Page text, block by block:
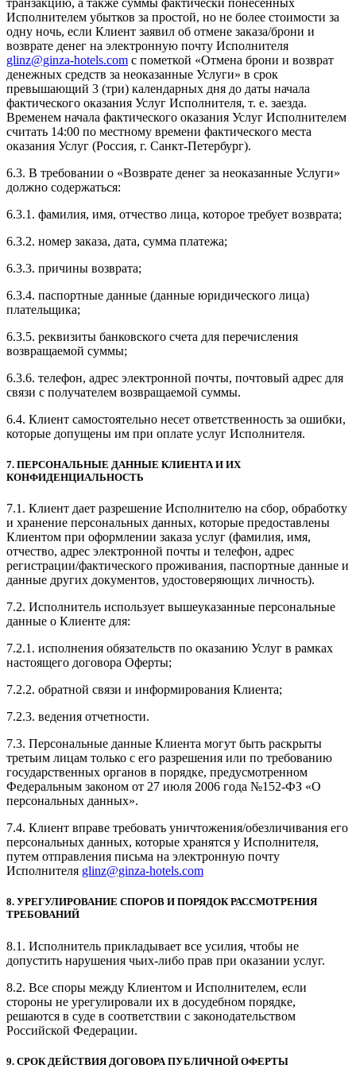
транзакцию, а также суммы фактически понесенных
Исполнителем убытков за простой, но не более стоимости за
одну ночь, если Клиент заявил об отмене заказа/брони и
возврате денег на электронную почту Исполнителя
glinz@ginza-hotels.com с пометкой «Отмена брони и возврат
денежных средств за неоказанные Услуги» в срок
превышающий 3 (три) календарных дня до даты начала
фактического оказания Услуг Исполнителя, т. е. заезда.
Временем начала фактического оказания Услуг Исполнителем
считать 14:00 по местному времени фактического места
оказания Услуг (Россия, г. Санкт-Петербург).
6.3. В требовании о «Возврате денег за неоказанные Услуги»
должно содержаться:
6.3.1. фамилия, имя, отчество лица, которое требует возврата;
6.3.2. номер заказа, дата, сумма платежа;
6.3.3. причины возврата;
6.3.4. паспортные данные (данные юридического лица)
плательщика;
6.3.5. реквизиты банковского счета для перечисления
возвращаемой суммы;
6.3.6. телефон, адрес электронной почты, почтовый адрес для
связи с получателем возвращаемой суммы.
6.4. Клиент самостоятельно несет ответственность за ошибки,
которые допущены им при оплате услуг Исполнителя.
7. ПЕРСОНАЛЬНЫЕ ДАННЫЕ КЛИЕНТА И ИХ
КОНФИДЕНЦИАЛЬНОСТЬ
7.1. Клиент дает разрешение Исполнителю на сбор, обработку
и хранение персональных данных, которые предоставлены
Клиентом при оформлении заказа услуг (фамилия, имя,
отчество, адрес электронной почты и телефон, адрес
регистрации/фактического проживания, паспортные данные и
данные других документов, удостоверяющих личность).
7.2. Исполнитель использует вышеуказанные персональные
данные о Клиенте для:
7.2.1. исполнения обязательств по оказанию Услуг в рамках
настоящего договора Оферты;
7.2.2. обратной связи и информирования Клиента;
7.2.3. ведения отчетности.
7.3. Персональные данные Клиента могут быть раскрыты
третьим лицам только с его разрешения или по требованию
государственных органов в порядке, предусмотренном
Федеральным законом от 27 июля 2006 года №152-ФЗ «О
персональных данных».
7.4. Клиент вправе требовать уничтожения/обезличивания его
персональных данных, которые хранятся у Исполнителя,
путем отправления письма на электронную почту
Исполнителя glinz@ginza-hotels.com
8. УРЕГУЛИРОВАНИЕ СПОРОВ И ПОРЯДОК РАССМОТРЕНИЯ
ТРЕБОВАНИЙ
8.1. Исполнитель прикладывает все усилия, чтобы не
допустить нарушения чьих-либо прав при оказании услуг.
8.2. Все споры между Клиентом и Исполнителем, если
стороны не урегулировали их в досудебном порядке,
решаются в суде в соответствии с законодательством
Российской Федерации.
9. СРОК ДЕЙСТВИЯ ДОГОВОРА ПУБЛИЧНОЙ ОФЕРТЫ